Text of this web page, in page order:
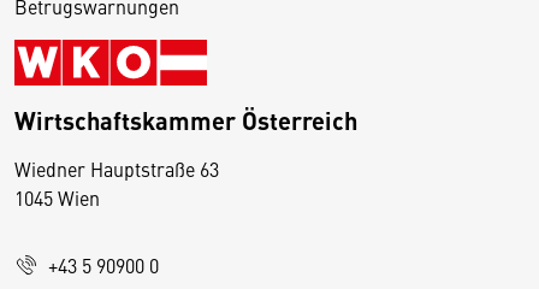
Betrugswarnungen
Wirtschaftskammer Österreich
Wiedner Hauptstraße 63
1045 Wien
+43 5 90900 0
D
s